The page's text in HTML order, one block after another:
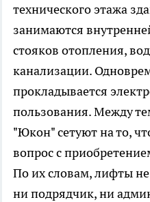
технического этажа
занимаются
стояков отопления,
канализации.
прокладывается
пользования. Между
"Юкон" сетуют на то,
вопрос с
По их словам, лифты
ни подрядчик, ни